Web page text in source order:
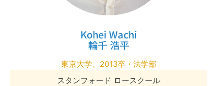
Kohei Wachi
輪千 浩平
東京大学、2013卒・法学部
スタンフォード ロースクール